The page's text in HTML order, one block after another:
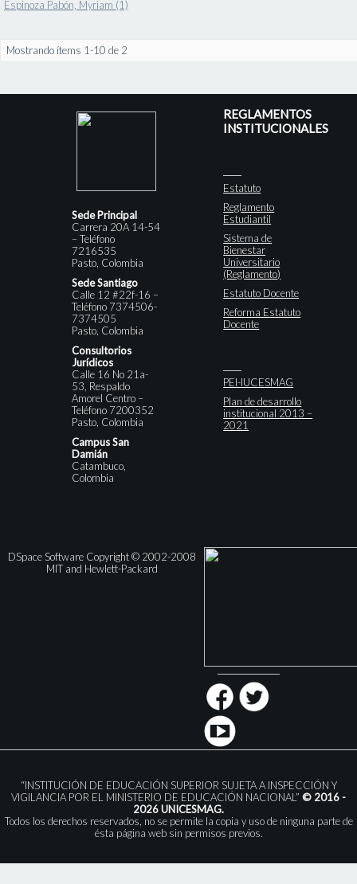
Espinoza Pabón, Myriam (1)
Mostrando ítems 1-10 de 2
Sede Principal
Carrera 20A 14-54
– Teléfono
7216535
Pasto, Colombia
Sede Santiago
Calle 12 #22f-16 –
Teléfono 7374506-
7374505
Pasto, Colombia
Consultorios
Jurídicos
Calle 16 No 21a-
53, Respaldo
Amorel Centro –
Teléfono 7200352
Pasto, Colombia
Campus San
Damián
Catambuco,
Colombia
REGLAMENTOS
INSTITUCIONALES
Estatuto
Reglamento
Estudiantil
Sistema de
Bienestar
Universitario
(Reglamento)
Estatuto Docente
Reforma Estatuto
Docente
PEI-IUCESMAG
Plan de desarrollo
institucional 2013 –
2021
DSpace Software Copyright © 2002-2008
MIT and Hewlett-Packard
“INSTITUCIÓN DE EDUCACIÓN SUPERIOR SUJETA A INSPECCIÓN Y
VIGILANCIA POR EL MINISTERIO DE EDUCACIÓN NACIONAL” © 2016 -
2026 UNICESMAG.
Todos los derechos reservados, no se permite la copia y uso de ninguna parte de
ésta página web sin permisos previos.